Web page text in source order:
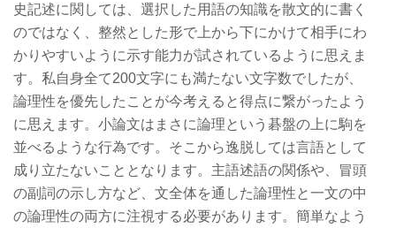
史記述に関しては、選択した用語の知識を散文的に書く
のではなく、整然とした形で上から下にかけて相手にわ
かりやすいように示す能力が試されているように思えま
す。私自身全て200文字にも満たない文字数でしたが、
論理性を優先したことが今考えると得点に繋がったよう
に思えます。小論文はまさに論理という碁盤の上に駒を
並べるような行為です。そこから逸脱しては言語として
成り立たないこととなります。主語述語の関係や、冒頭
の副詞の示し方など、文全体を通した論理性と一文の中
の論理性の両方に注視する必要があります。簡単なよう